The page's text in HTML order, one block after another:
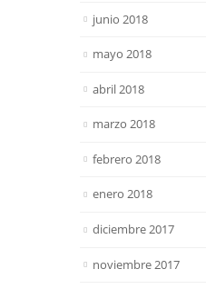
junio 2018
mayo 2018
abril 2018
marzo 2018
febrero 2018
enero 2018
diciembre 2017
noviembre 2017